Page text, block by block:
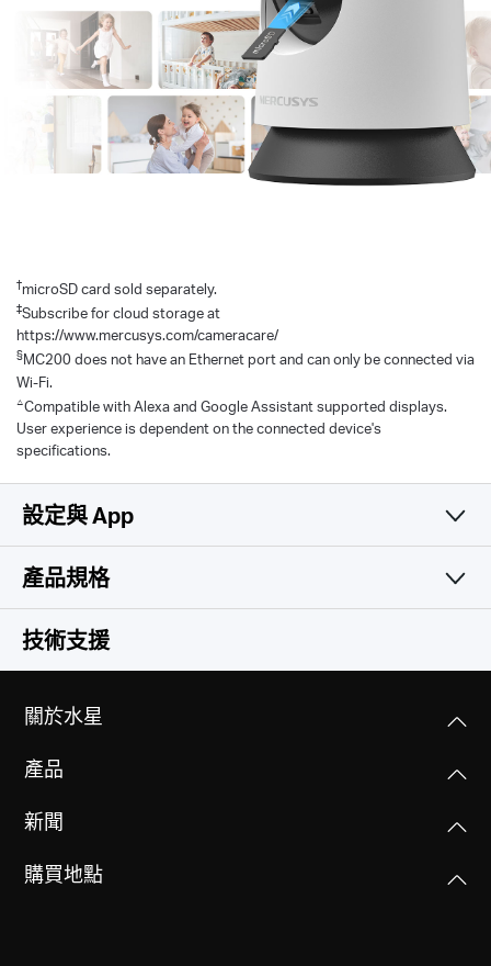
†microSD card sold separately.
‡Subscribe for cloud storage at
https://www.mercusys.com/cameracare/
§MC200 does not have an Ethernet port and can only be connected via
Wi-Fi.
△Compatible with Alexa and Google Assistant supported displays.
User experience is dependent on the connected device's
specifications.
設定與 App
簡易且實用
產品規格
Camera
1/3.2'' Progressive Scan CMOS Not Starlight Sensor
Lens
Focal Length: 4 mm
Field of View: 87° (Diagonal), 74°(Horizontal), 40°
1920 × 1080 px
Digital Zoom
Supports 10.8x zoom
128 bit AES encryption with SSL/TLS
Micro SD card slot
Network
Power
技術支援
關於水星
產品
新聞
購買地點